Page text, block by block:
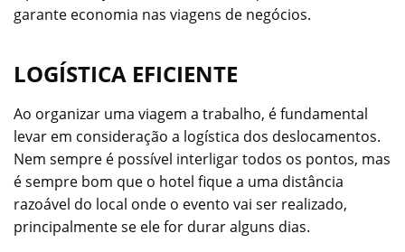
garante economia nas viagens de negócios.
LOGÍSTICA EFICIENTE
Ao organizar uma viagem a trabalho, é fundamental
levar em consideração a logística dos deslocamentos.
Nem sempre é possível interligar todos os pontos, mas
é sempre bom que o hotel fique a uma distância
razoável do local onde o evento vai ser realizado,
principalmente se ele for durar alguns dias.